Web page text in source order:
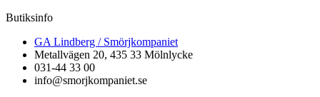
Butiksinfo
GA Lindberg / Smörjkompaniet
Metallvägen 20, 435 33 Mölnlycke
031-44 33 00
info@smorjkompaniet.se